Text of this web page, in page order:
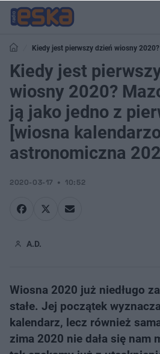
Kiedy jest pierwszy dzień wiosny
pierwszych! [wiosna kalendarzowa i
Kiedy jest
wiosny 2020?
ją jako jedno z
[wiosna
astronomiczna
2020-03-17 10:52
A.D.
Wiosna 2020 już niedługo
stałe. Jej początek
kalendarz, lecz również
zima 2020 nie dała się nam